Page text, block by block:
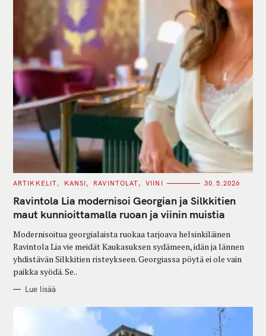
C
T
E
G
O
I
E
S
ARTIKKELIT KANSI RAVINTOLAT VIINI 30.5.2026
Ravintola Lia modernisoi Georgian ja Silkkitien
maut kunnioittamalla ruoan ja viinin muistia
Modernisoitua georgialaista ruokaa tarjoava helsinkiläinen
Ravintola Lia vie meidät Kaukasuksen sydämeen, idän ja lännen
yhdistävän Silkkitien risteykseen. Georgiassa pöytä ei ole vain
paikka syödä. Se..
Lue lisää